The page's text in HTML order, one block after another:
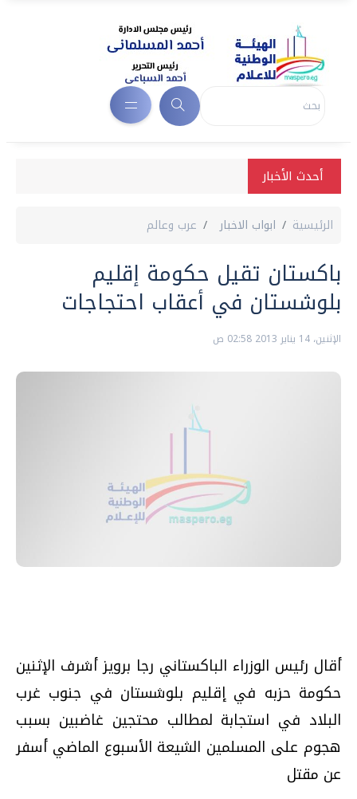
أحدث الأخبار
الرئيسية ابواب الاخبار عرب وعالم
باكستان تقيل حكومة إقليم
بلوشستان في أعقاب احتجاجات
الإثنين، 14 يناير 2013 02:58 ص
أقال رئيس الوزراء الباكستاني رجا برويز أشرف الإثنين
حكومة حزبه في إقليم بلوشستان في جنوب غرب
البلاد في استجابة لمطالب محتجين غاضبين بسبب
هجوم على المسلمين الشيعة الأسبوع الماضي أسفر
عن مقتل